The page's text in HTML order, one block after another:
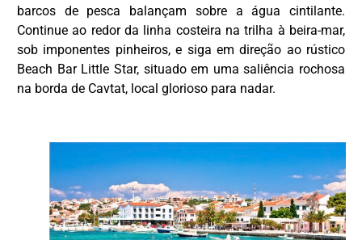
barcos de pesca balançam sobre a água cintilante.
Continue ao redor da linha costeira na trilha à beira-mar,
sob imponentes pinheiros, e siga em direção ao rústico
Beach Bar Little Star, situado em uma saliência rochosa
na borda de Cavtat, local glorioso para nadar.
DESTAQUE